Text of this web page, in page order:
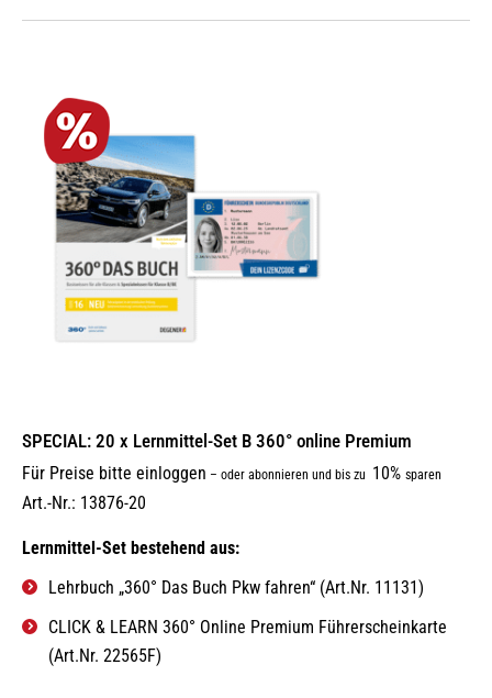
SPECIAL: 20 x Lernmittel-Set B 360° online Premium
Für Preise bitte einloggen – oder abonnieren und bis zu 10% sparen
Art.-Nr.: 13876-20
Lernmittel-Set bestehend aus:
Lehrbuch „360° Das Buch Pkw fahren“ (Art.Nr. 11131)
CLICK & LEARN 360° Online Premium Führerscheinkarte
(Art.Nr. 22565F)